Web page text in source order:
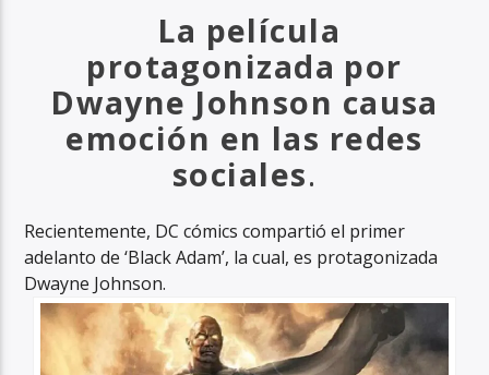
Haahil FMLa película
protagonizada por
Dwayne Johnson causa
emoción en las redes
sociales.
Recientemente, DC cómics compartió el primer
adelanto de ‘Black Adam’, la cual, es protagonizada
Dwayne Johnson.